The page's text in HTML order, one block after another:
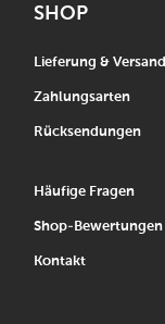
SHOP
Lieferung & Versand
Zahlungsarten
Rücksendungen
Häufige Fragen
Shop-Bewertungen
Kontakt